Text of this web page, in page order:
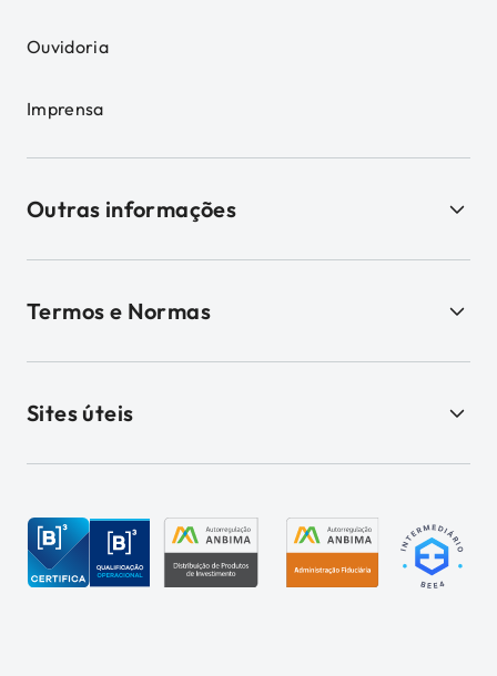
Ouvidoria
Imprensa
Outras informações
Termos e Normas
Sites úteis